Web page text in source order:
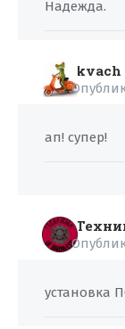
Надежда.
kvach
ап! супер!
установка